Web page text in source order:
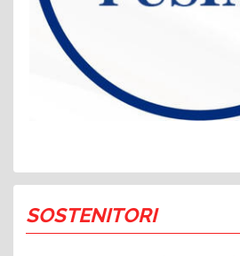
SOSTENITORI